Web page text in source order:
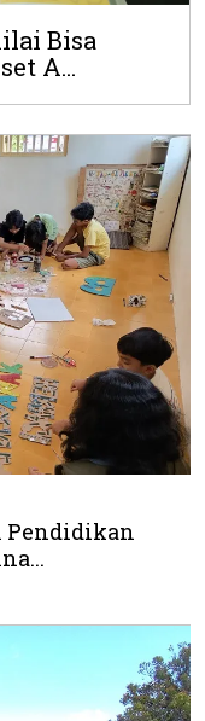
Bisa
A...
Pendidikan